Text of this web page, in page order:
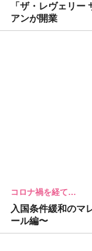
「ザ・レヴェリー
アンが開業
コロナ禍を経て…
入国条件緩和のマ
ール編〜